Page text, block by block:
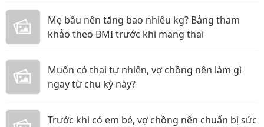
Mẹ bầu nên tăng bao nhiêu kg? Bảng tham
khảo theo BMI trước khi mang thai
Muốn có thai tự nhiên, vợ chồng nên làm gì
ngay từ chu kỳ này?
Trước khi có em bé, vợ chồng nên chuẩn bị sức